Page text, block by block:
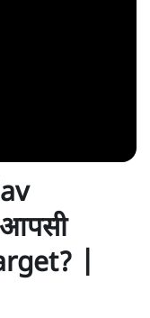
|